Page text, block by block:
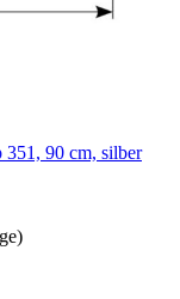
90 cm, silber